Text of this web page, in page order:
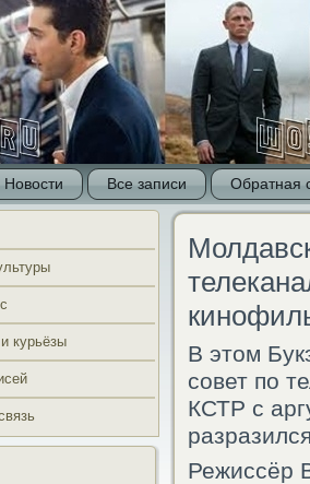
Новости Все записи Обратная
курьёзы
В этом
сοвет пο
КСТР с
Режиссёр